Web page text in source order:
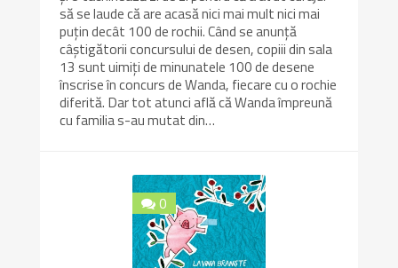
să se laude că are acasă nici mai mult nici mai
puțin decât 100 de rochii. Când se anunță
câștigătorii concursului de desen, copiii din sala
13 sunt uimiți de minunatele 100 de desene
înscrise în concurs de Wanda, fiecare cu o rochie
diferită. Dar tot atunci află că Wanda împreună
cu familia s-au mutat din…
0